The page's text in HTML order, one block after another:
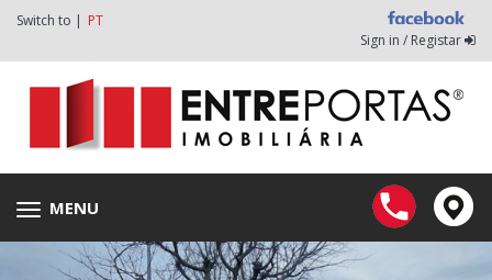
Switch to | PT
Sign in / Registar
Toggle
navigation
MENU